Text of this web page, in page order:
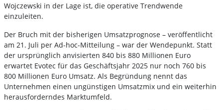
Wojczewski in der Lage ist, die operative Trendwende
einzuleiten.
Der Bruch mit der bisherigen Umsatzprognose – veröffentlicht
am 21. Juli per Ad-hoc-Mitteilung – war der Wendepunkt. Statt
der ursprünglich anvisierten 840 bis 880 Millionen Euro
erwartet Evotec für das Geschäftsjahr 2025 nur noch 760 bis
800 Millionen Euro Umsatz. Als Begründung nennt das
Unternehmen einen ungünstigen Umsatzmix und ein weiterhin
herausforderndes Marktumfeld.